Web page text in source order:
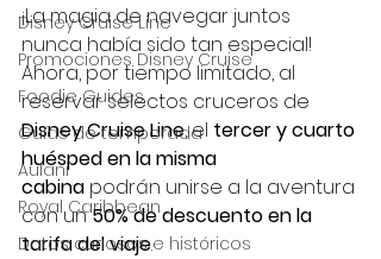
Disney Cruise Line
Promociones Disney Cruise
Foodie Guides
Guías de temporada
Aulani
Royal Caribbean
Datos curiosos e históricos
¡La magia de navegar juntos
nunca había sido tan especial!
Ahora, por tiempo limitado, al
reservar selectos cruceros de
Disney Cruise Line, el tercer y cuarto
huésped en la misma
cabina podrán unirse a la aventura
con un 50% de descuento en la
tarifa del viaje.